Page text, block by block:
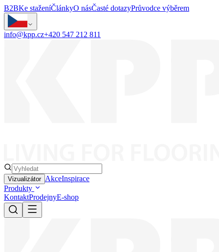
B2BKe staženíČlánkyO násČasté dotazyPrůvodce výběrem
info@kpp.cz+420 547 212 811
Vizualizátor AkceInspirace
Produkty
KontaktProdejnyE-shop